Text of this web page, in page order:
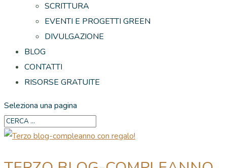
SCRITTURA
EVENTI E PROGETTI GREEN
DIVULGAZIONE
BLOG
CONTATTI
RISORSE GRATUITE
Seleziona una pagina